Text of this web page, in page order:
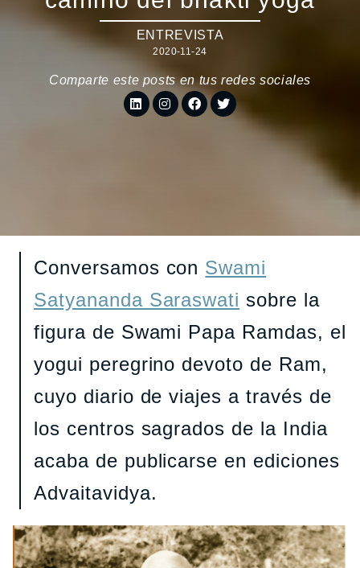
ENTREVISTA
2020-11-24
Comparte este posts en tus redes sociales
Conversamos con Swami
Satyananda Saraswati sobre la
figura de Swami Papa Ramdas, el
yogui peregrino devoto de Ram,
cuyo diario de viajes a través de
los centros sagrados de la India
acaba de publicarse en ediciones
Advaitavidya.